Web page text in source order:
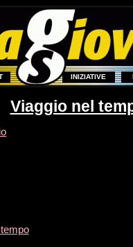
INIZIATIVE
Viaggio nel